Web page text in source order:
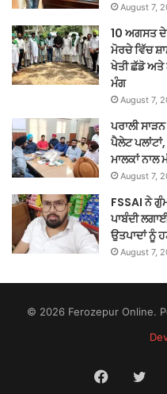
August 7,
10 ਅਗਸਤ
ਮੋਰਚੇ ਵਿੱਚ
ਖੇਤੀ ਛੱਡੋ ਅਤੇ
ਮੰਗ
August 7,
ਪਰਾਲੀ
ਪੈਲੇਟ
ਮਾਲਕਾਂ ਨਾਲ
August 7,
FSSAI ਨੇ
ਪਾਬੰਦੀ
ਉਤਪਾਦਾਂ ਨੂੰ
August 7,
© 2026 Ferozepur Online.